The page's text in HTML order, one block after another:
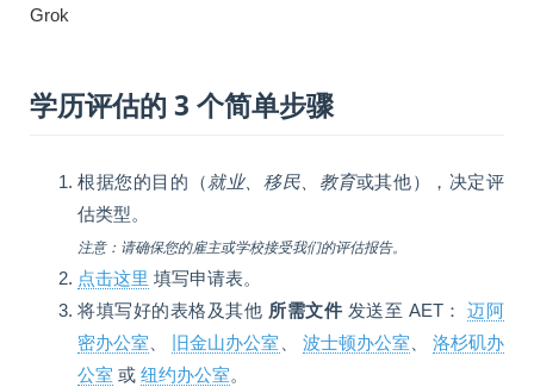
Grok
学历评估的 3 个简单步骤
根据您的目的（就业、移民、教育或其他），决定评
估类型。
注意：请确保您的雇主或学校接受我们的评估报告。
点击这里 填写申请表。
将填写好的表格及其他 所需文件 发送至 AET：迈阿
密办公室
旧金山办公室 波士顿办公室
洛杉矶办
公室 或 纽约办公室。